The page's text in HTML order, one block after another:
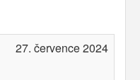
27. července 2024